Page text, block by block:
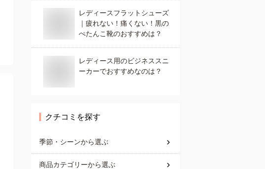
レディースフラットシューズ
｜疲れない！痛くない！黒の
ぺたんこ靴のおすすめは？
レディース用のビジネススニ
ーカーでおすすめなのは？
クチコミを探す
季節・シーンから選ぶ
商品カテゴリーから選ぶ